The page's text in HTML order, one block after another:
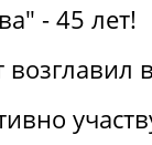
- 45 лет!